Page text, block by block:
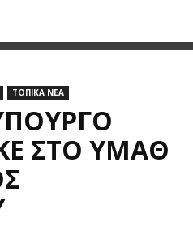
ΤΟΠΙΚΑ ΝΕΑ
ΣΤΟ ΥΜΑΘ